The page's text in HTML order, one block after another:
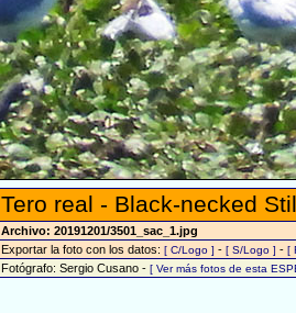
Tero real - Black-necked
Archivo: 20191201/3501_sac_1.jpg
Exportar la foto con los datos: [ C/Logo ] - [ S/Logo ] - [
Fotógrafo: Sergio Cusano - [ Ver más fotos de esta